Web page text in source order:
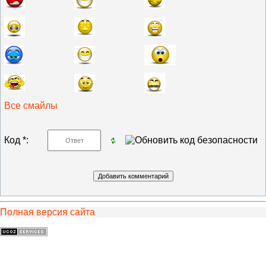
Все смайлы
Код *:
Полная версия сайта